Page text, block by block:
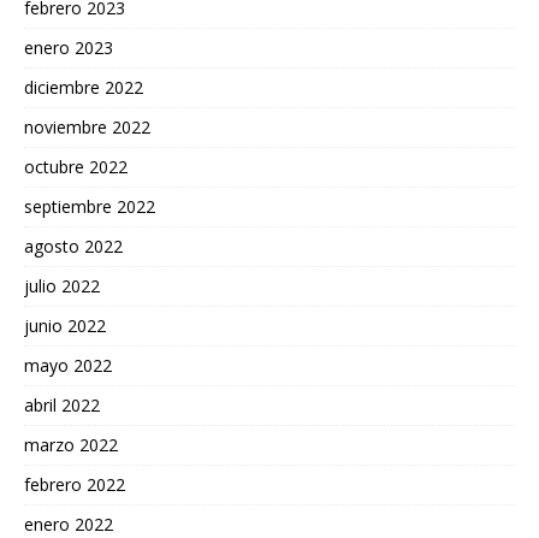
febrero 2023
enero 2023
diciembre 2022
noviembre 2022
octubre 2022
septiembre 2022
agosto 2022
julio 2022
junio 2022
mayo 2022
abril 2022
marzo 2022
febrero 2022
enero 2022